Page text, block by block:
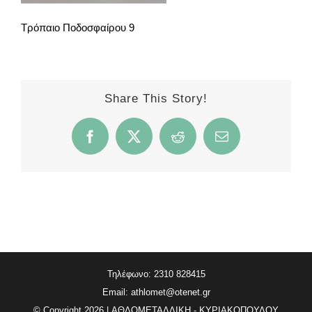
Τρόπαιο Ποδοσφαίρου 9
Share This Story!
Facebook
X Reddit Email
Τηλέφωνο: 2310 828415
Email: athlomet@otenet.gr